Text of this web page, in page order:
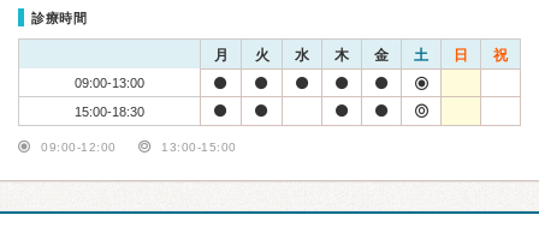
診療時間
月 火 水 木 金 土 日 祝
09:00-13:00
15:00-18:30
09:00-12:00 13:00-15:00